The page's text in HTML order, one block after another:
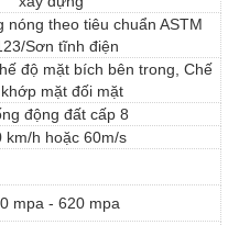
nóng theo tiêu chuẩn ASTM
Sơn tĩnh điện
độ mặt bích bên trong, Chế
mặt đối mặt
động đất cấp 8
km/h hoặc 60m/s
mpa - 620 mpa